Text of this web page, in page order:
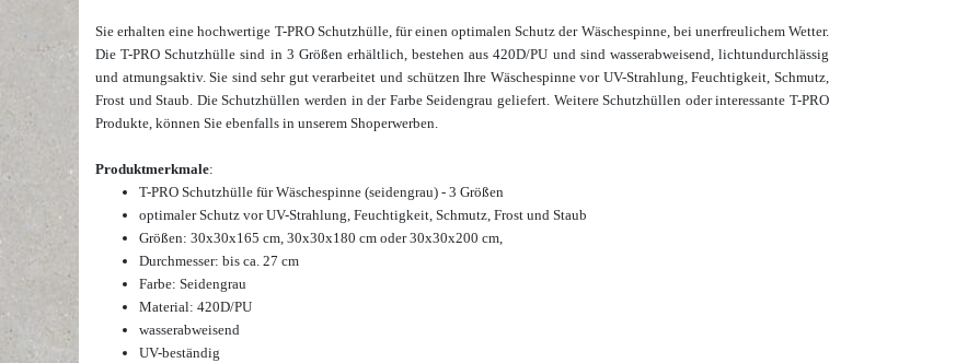
Sie erhalten eine hochwertige T-PRO Schutzhülle, für einen optimalen Schutz der Wäschespinne, bei unerfreulichem Wetter.
Die T-PRO Schutzhülle sind in 3 Größen erhältlich, bestehen aus 420D/PU und sind wasserabweisend, lichtundurchlässig
und atmungsaktiv. Sie sind sehr gut verarbeitet und schützen Ihre Wäschespinne vor UV-Strahlung, Feuchtigkeit, Schmutz,
Frost und Staub. Die Schutzhüllen werden in der Farbe Seidengrau geliefert. Weitere Schutzhüllen oder interessante T-PRO
Produkte, können Sie ebenfalls in unserem Shoperwerben.
Produktmerkmale:
T-PRO Schutzhülle für Wäschespinne (seidengrau) - 3 Größen
optimaler Schutz vor UV-Strahlung, Feuchtigkeit, Schmutz, Frost und Staub
Größen: 30x30x165 cm, 30x30x180 cm oder 30x30x200 cm,
Durchmesser: bis ca. 27 cm
Farbe: Seidengrau
Material: 420D/PU
wasserabweisend
UV-beständig